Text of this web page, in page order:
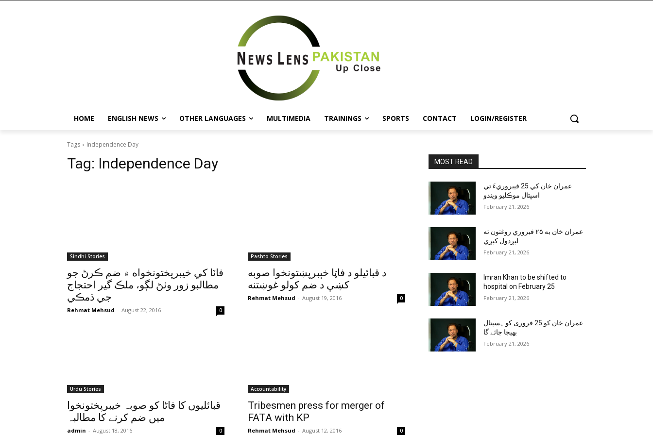
HOME ENGLISH NEWS OTHER LANGUAGES MULTIMEDIA TRAININGS SPORTS CONTACT LOGIN/REGISTER
Tags Independence Day
Tag: Independence Day
Sindhi Stories
فاٽا کي خيبرپختونخواه ۾ ضم ڪرڻ جو
مطالبو زور وٺڻ لڳو، ملڪ گير احتجاج
جي ڌمڪي
Rehmat Mehsud - August 22, 2016 0
Pashto Stories
د قبائيلو د فاټا خېبرپښتونخوا صوبه
کښې د ضم کولو غوښتنه
Rehmat Mehsud - August 19, 2016 0
Urdu Stories
قبائلیوں کا فاٹا کو صوبہ خیبرپختونخوا
میں ضم کرنے کا مطالبہ
admin - August 18, 2016 0
Accountability
Tribesmen press for merger of
FATA with KP
Rehmat Mehsud - August 12, 2016 0
MOST READ
عمران خان کي 25 فيبروريءَ تي
اسپتال موڪليو ويندو
February 21, 2026
عمران خان به ۲۵ فبروري روغتون ته
لېږدول کېږي
February 21, 2026
Imran Khan to be shifted to
hospital on February 25
February 21, 2026
عمران خان کو 25 فروری کو ہسپتال
بھیجا جائے گا
February 21, 2026